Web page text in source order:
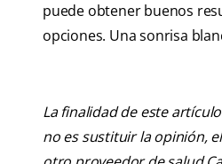
puede obtener buenos
opciones. Una sonrisa
La finalidad de este
no es sustituir la opinión,